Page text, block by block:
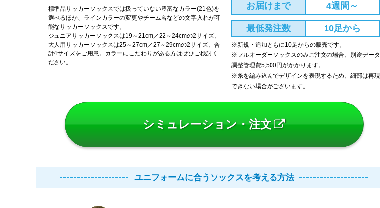
標準品サッカーソックスでは扱っていない豊富なカラー(21色)を
選べるほか、ラインカラーの変更やチーム名などの文字入れが可
能なサッカーソックスです。
ジュニアサッカーソックスは19～21cm／22～24cmの2サイズ、
大人用サッカーソックスは25～27cm／27～29cmの2サイズ、合
計4サイズをご用意。カラーにこだわりがある方はぜひご検討く
ださい。
お届けまで 4週間～
最低発注数 10足から
※新規・追加ともに10足からの販売です。
※フルオーダーソックスのみご注文の場合、別途データ
調整管理費5,500円がかかります。
※糸を編み込んでデザインを表現するため、細部は再現
できない場合がございます。
シミュレーション・注文
ユニフォームに合うソックスを考える方法